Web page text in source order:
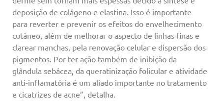
deposição de colágeno e elastina. Isso é importante
para reverter e prevenir os efeitos do envelhecimento
cutâneo, além de melhorar o aspecto de linhas finas e
clarear manchas, pela renovação celular e dispersão dos
pigmentos. Por ter ação também de inibição da
glândula sebácea, da queratinização folicular e atividade
anti-inflamatória é um aliado importante no tratamento
e cicatrizes de acne”, detalha.